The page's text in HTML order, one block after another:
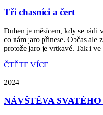
Tři chasníci a čert
Duben je měsícem, kdy se rádi
co nám jaro přinese. Občas ale
protože jaro je vrtkavé. Tak i ve
ČTĚTE VÍCE
2024
NÁVŠTĚVA